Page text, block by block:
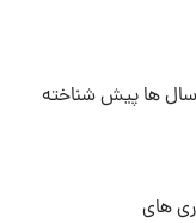
سال ها پیش شناخته
های